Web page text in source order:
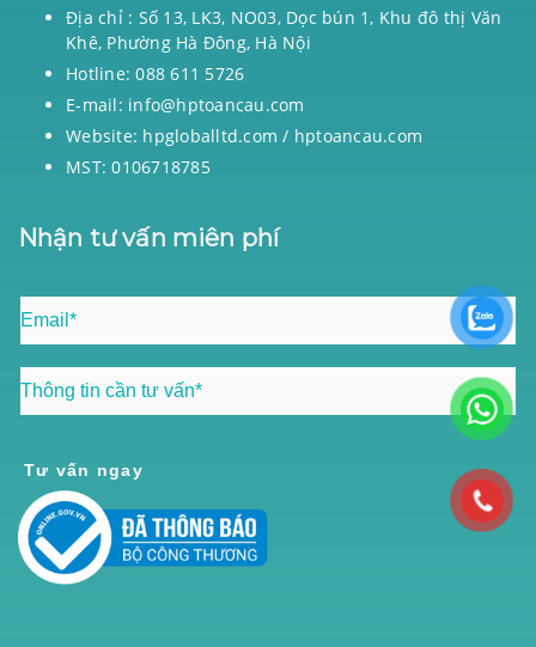
Địa chỉ : Số 13, LK3, NO03, Dọc bún 1, Khu đô thị Văn
Khê, Phường Hà Đông, Hà Nội
Hotline: 088 611 5726
E-mail: info@hptoancau.com
Website: hpgloballtd.com / hptoancau.com
MST: 0106718785
Nhận tư vấn miên phí
Tư vấn ngay